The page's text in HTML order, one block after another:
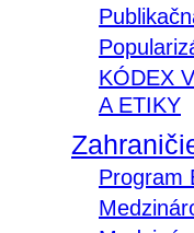
KÓDEX
A ETIKY
Program